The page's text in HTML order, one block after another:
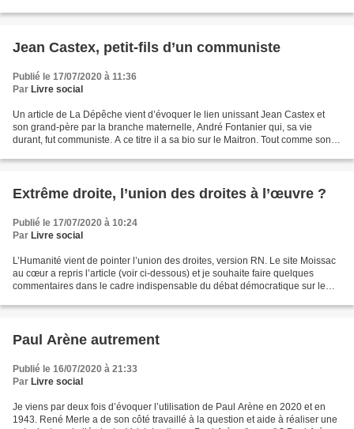
Jean Castex, petit-fils d’un communiste
Publié le 17/07/2020 à 11:36
Par Livre social
Un article de La Dépêche vient d’évoquer le lien unissant Jean Castex et
son grand-père par la branche maternelle, André Fontanier qui, sa vie
durant, fut communiste. A ce titre il a sa bio sur le Maitron. Tout comme son
Extrême droite, l’union des droites à l’œuvre ?
Publié le 17/07/2020 à 10:24
Par Livre social
L’Humanité vient de pointer l’union des droites, version RN. Le site Moissac
au cœur a repris l’article (voir ci-dessous) et je souhaite faire quelques
commentaires dans le cadre indispensable du débat démocratique sur le
Paul Arène autrement
Publié le 16/07/2020 à 21:33
Par Livre social
Je viens par deux fois d’évoquer l’utilisation de Paul Arène en 2020 et en
1943. René Merle a de son côté travaillé à la question et aide à réaliser une